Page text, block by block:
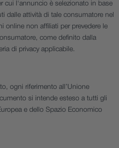
cui l'annuncio è selezionato in base
dalle attività di tale consumatore nel
online non affiliati per prevedere le
come definito dalla
di privacy applicabile.
ogni riferimento all’Unione
si intende esteso a tutti gli
e dello Spazio Economico